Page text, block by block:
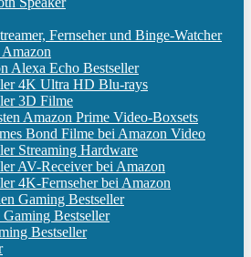
Fernseher und Binge-Watcher
Alexa Echo Bestseller
4K Ultra HD Blu-rays
3D Filme
Amazon Prime Video-Boxsets
Bond Filme bei Amazon Video
Streaming Hardware
AV-Receiver bei Amazon
4K-Fernseher bei Amazon
Gaming Bestseller
Bestseller
Bestseller